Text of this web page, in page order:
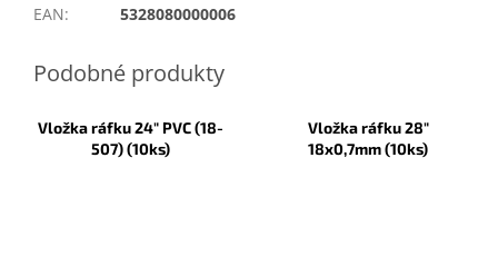
EAN: 5328080000006
Vložka ráfku 24" PVC (18-
507) (10ks)
Vložka ráfku 28"
18x0,7mm (10ks)